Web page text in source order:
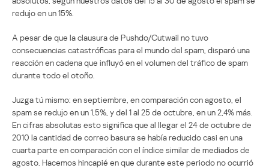
redujo en un 15%.
A pesar de que la clausura de Pushdo/Cutwail no tuvo
consecuencias catastróficas para el mundo del spam, disparó una
reacción en cadena que influyó en el volumen del tráfico de spam
durante todo el otoño.
Juzga tú mismo: en septiembre, en comparación con agosto, el
spam se redujo en un 1,5%, y del 1 al 25 de octubre, en un 2,4% más.
En cifras absolutas esto significa que al llegar el 24 de octubre de
2010 la cantidad de correo basura se había reducido casi en una
cuarta parte en comparación con el índice similar de mediados de
agosto. Hacemos hincapié en que durante este periodo no ocurrió